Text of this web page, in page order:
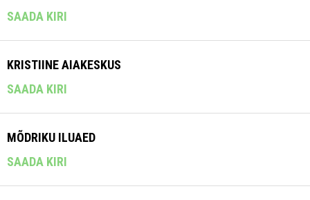
SAADA KIRI
KRISTIINE AIAKESKUS
SAADA KIRI
MÕDRIKU ILUAED
SAADA KIRI